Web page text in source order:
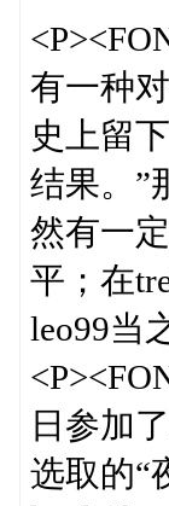
有一种
史上留
结果。”
然有一
平；在
leo99当
日参加
选取的“